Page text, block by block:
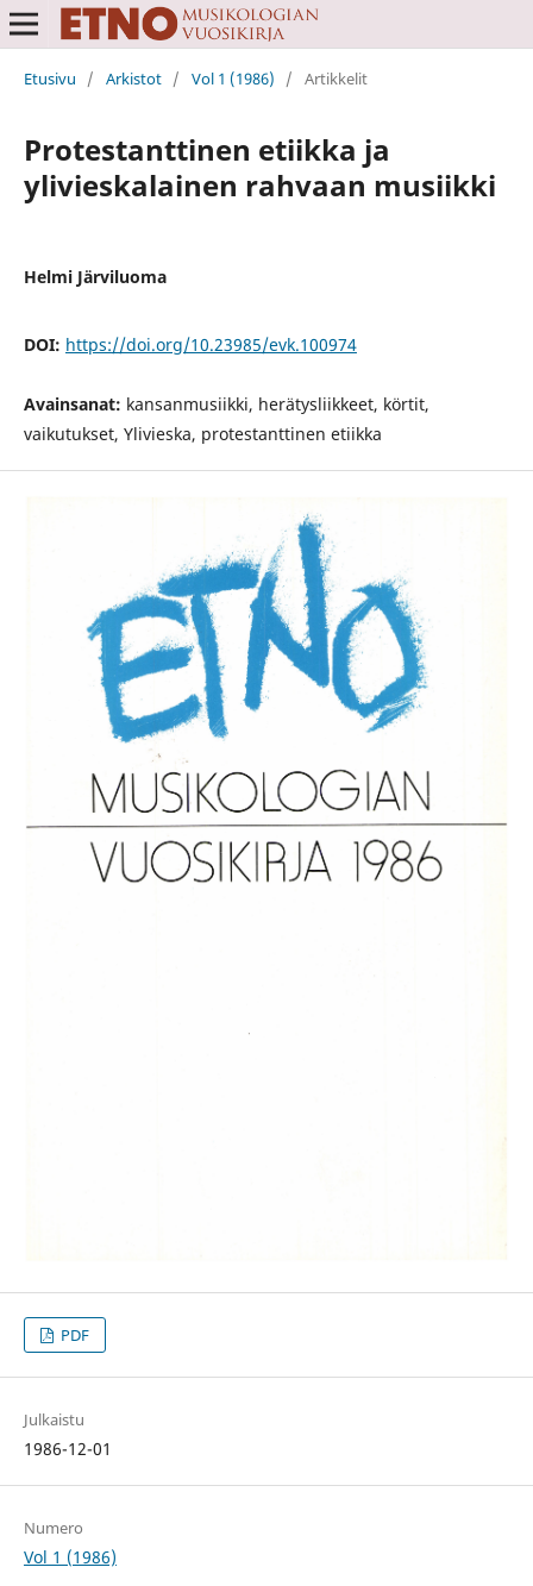
Etusivu / Arkistot / Vol 1 (1986) / Artikkelit
Protestanttinen etiikka ja
ylivieskalainen rahvaan musiikki
Helmi Järviluoma
DOI: https://doi.org/10.23985/evk.100974
Avainsanat: kansanmusiikki, herätysliikkeet, körtit,
vaikutukset, Ylivieska, protestanttinen etiikka
PDF
Julkaistu
1986-12-01
Numero
Vol 1 (1986)